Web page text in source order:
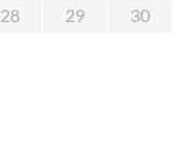
28 29
30